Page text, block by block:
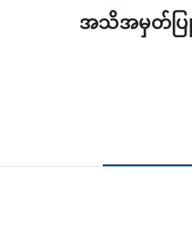
အသိအမှတ်ပြု